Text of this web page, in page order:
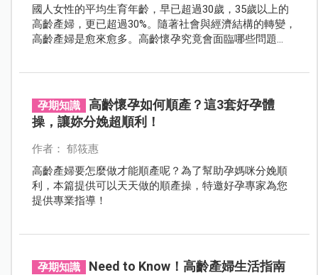
國人女性的平均生育年齡，早已超過30歲，35歲以上的
高齡產婦，更已超過30%。隨著社會與經濟結構的轉變，
高齡產婦是愈來愈多。高齡懷孕究竟會面臨哪些問題
孕期知識
高齡懷孕如何順產？這3套好孕體
操，讓妳分娩超順利！
作者： 郁筱惠
高齡產婦要怎麼做才能順產呢？為了幫助孕媽咪分娩順
利，本篇提供可以天天做的順產操，特邀好孕專家為您
提供專業指導！
孕期知識 Need to Know！高齡產婦生活指南